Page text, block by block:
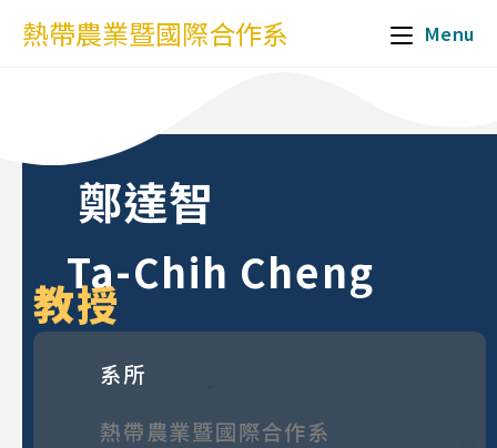
熱帶農業暨國際合作系 Menu
鄭達智
Ta-Chih Cheng
教授
系所
熱帶農業暨國際合作系